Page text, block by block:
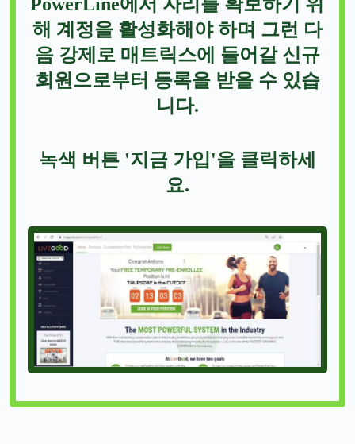
해 계정을 활성화해야 하며 그런 다
음 강제로 매트릭스에 들어갈 신규
회원으로부터 등록을 받을 수 있습
니다.
녹색 버튼 '지금 가입'을 클릭하세
요.